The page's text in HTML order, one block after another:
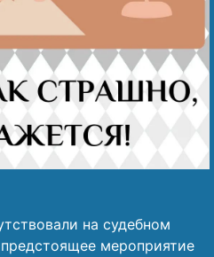
на судебном
мероприятие